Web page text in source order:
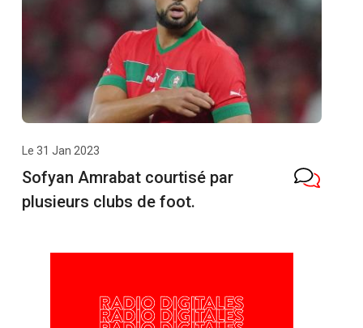
Le 31 Jan 2023
Sofyan Amrabat courtisé par
plusieurs clubs de foot.